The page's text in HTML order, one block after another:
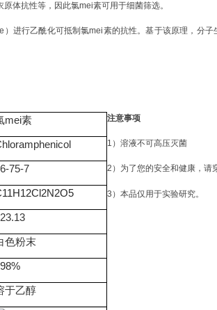
体抗性等，因此氯mei素可用于细菌筛选。
进行乙酰化可抵制氯mei素的抗性。基于该原理，分
mei素
75-7
色粉末
于乙醇
注意事项
1）溶液不可高压灭菌
2） 为了您的安全和健康，请
3） 本品仅用于实验研究。